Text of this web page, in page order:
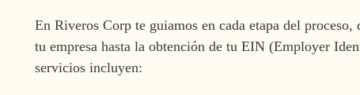
En Riveros Corp te guiamos en cada etapa del
tu empresa hasta la obtención de tu EIN (Employer
servicios incluyen: